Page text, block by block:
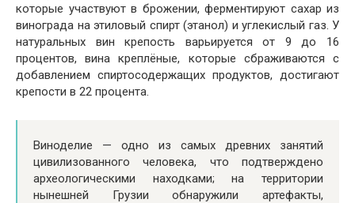
которые участвуют в брожении, ферментируют сахар из
винограда на этиловый спирт (этанол) и углекислый газ. У
натуральных вин крепость варьируется от 9 до 16
процентов, вина креплёные, которые сбраживаются с
добавлением спиртосодержащих продуктов, достигают
крепости в 22 процента.
Виноделие — одно из самых древних занятий
цивилизованного человека, что подтверждено
археологическими находками; на территории
нынешней Грузии обнаружили артефакты,